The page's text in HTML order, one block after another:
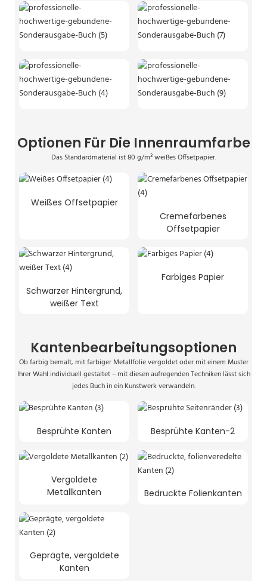
Optionen Für Die Innenraumfarbe
Das Standardmaterial ist 80 g/m² weißes Offsetpapier.
Weißes Offsetpapier
Cremefarbenes
Offsetpapier
Schwarzer Hintergrund,
weißer Text
Farbiges Papier
Kantenbearbeitungsoptionen
Ob farbig bemalt, mit farbiger Metallfolie vergoldet oder mit einem Muster
Ihrer Wahl individuell gestaltet – mit diesen aufregenden Techniken lässt sich
jedes Buch in ein Kunstwerk verwandeln.
Besprühte Kanten Besprühte Kanten-2
Vergoldete
Metallkanten
Bedruckte Folienkanten
Geprägte, vergoldete
Kanten